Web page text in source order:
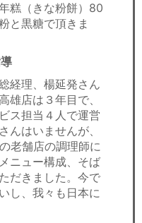
糕（きな粉餅）80
と黒糖で頂きま
経理、楊延発さん
雄店は３年目で、
ス担当４人で運営
んはいませんが、
老舗店の調理師に
ニュー構成、そば
だきました。今で
し、我々も日本に